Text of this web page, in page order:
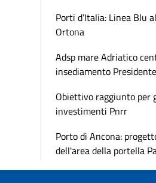
Porti d’Italia: Linea Blu
Ortona
Adsp mare Adriatico
insediamento
Obiettivo raggiunto per
investimenti Pnrr
Porto di Ancona:
dell'area della portella